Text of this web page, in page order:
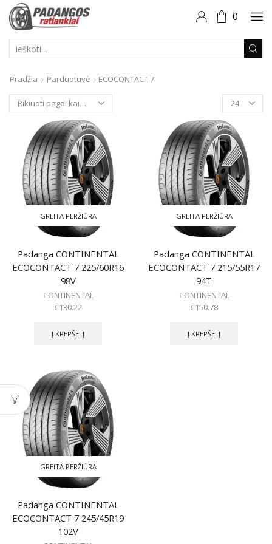
0
Pradžia Parduotuvė
ECOCONTACT 7
Produktai
puslapyje
GREITA PERŽIŪRA
Padanga CONTINENTAL
ECOCONTACT 7 225/60R16
98V
CONTINENTAL
€130.22
Į KREPŠELĮ
GREITA PERŽIŪRA
Padanga CONTINENTAL
ECOCONTACT 7 215/55R17
94T
CONTINENTAL
€150.78
Į KREPŠELĮ
GREITA PERŽIŪRA
Padanga CONTINENTAL
ECOCONTACT 7 245/45R19
102V